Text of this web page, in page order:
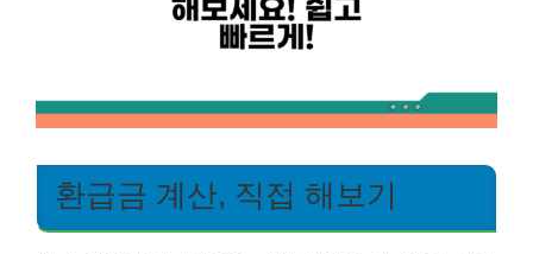
환급금 계산, 직접 해보기